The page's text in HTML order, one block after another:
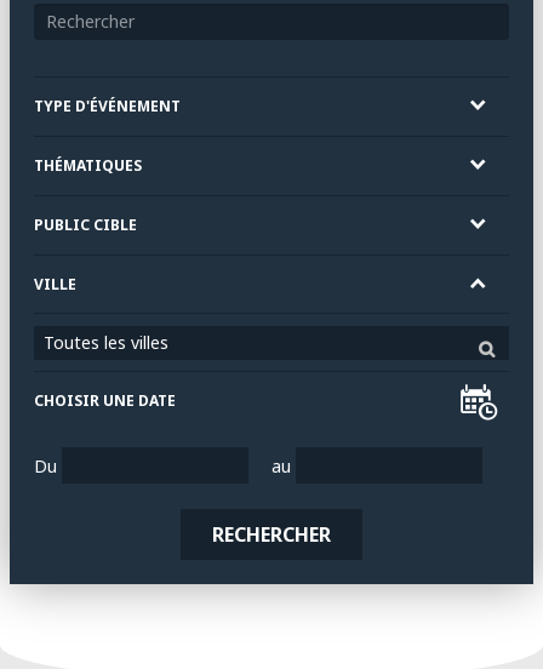
TYPE D'ÉVÉNEMENT
THÉMATIQUES
PUBLIC CIBLE
VILLE
Toutes les villes
CHOISIR UNE DATE
Du au
RECHERCHER